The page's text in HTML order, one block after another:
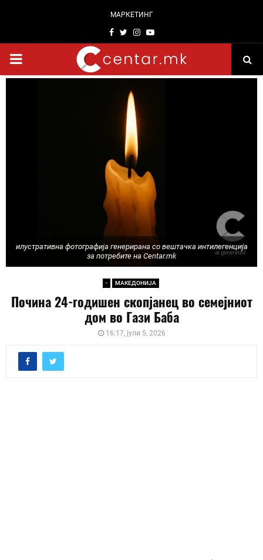
МАРКЕТИНГ
Facebook
TwitterInstagram
Youtube
PRIMARY
илустративна фотографија генерирана со вештачка интилегенција
за потребите на Centar.mk
- МАКЕДОНИЈА
Почина 24-годишен скопјанец во семејниот
дом во Гази Баба
16:17, јули 5, 2026